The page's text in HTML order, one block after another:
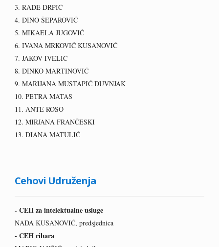
3. RADE DRPIĆ
4. DINO ŠEPAROVIĆ
5. MIKAELA JUGOVIĆ
6. IVANA MRKOVIĆ KUSANOVIĆ
7. JAKOV IVELIĆ
8. DINKO MARTINOVIĆ
9. MARIJANA MUSTAPIĆ DUVNJAK
10. PETRA MATAS
11. ANTE ROSO
12. MIRJANA FRANČESKI
13. DIANA MATULIĆ
Cehovi Udruženja
- CEH za intelektualne usluge
NADA KUSANOVIĆ, predsjednica
- CEH ribara